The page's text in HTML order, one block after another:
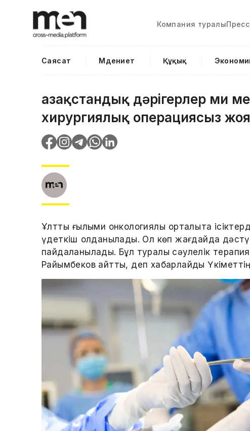
Компания туралы
Саясат Мәдениет Құқық
Қазақстандық дәрігерлер ми
хирургиялық операциясыз
Ұлттық ғылыми онкологиялық орталықта
үдеткіш қолданылады. Ол көп жағдайда
пайдаланылады. Бұл туралы сәулелік терапия
Райымбеков айтты, деп хабарлайды Үкіметтің